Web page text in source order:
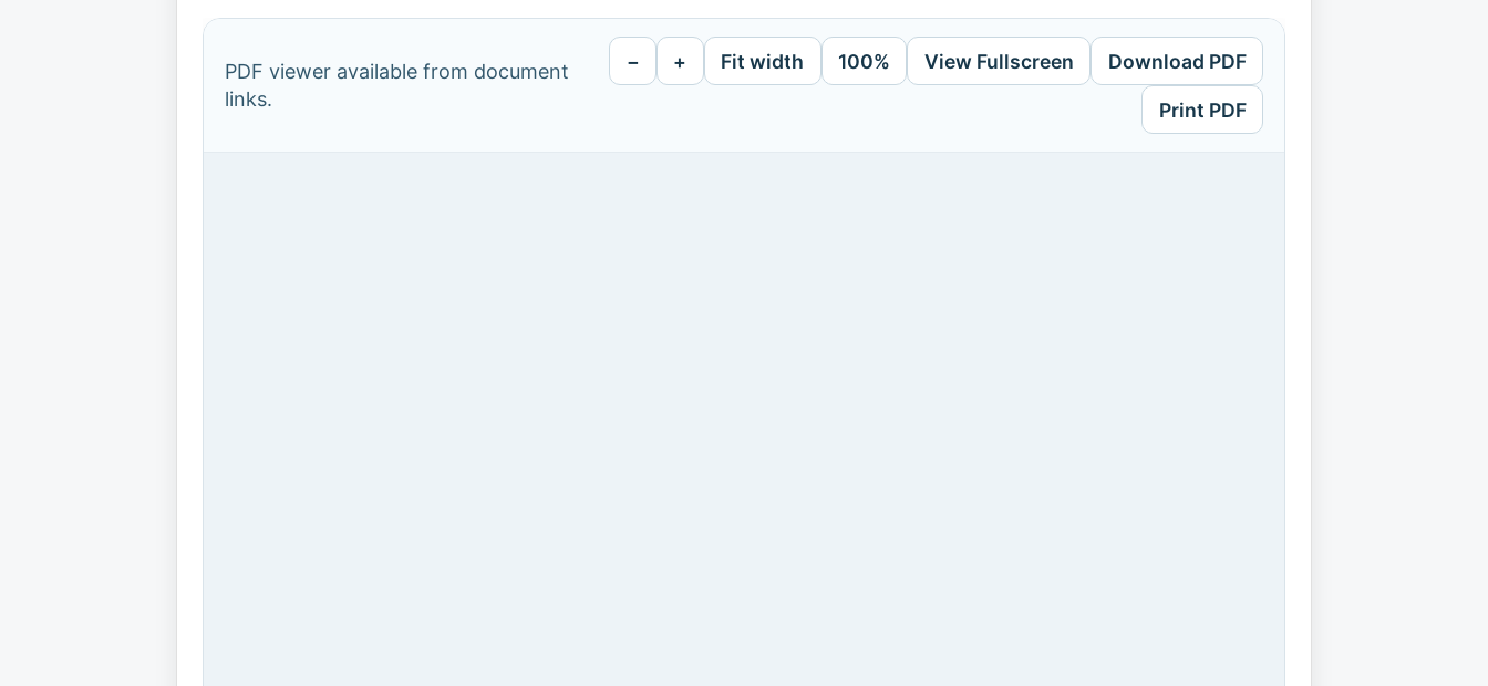
PDF viewer available from document
links.
− + Fit width 100% View Fullscreen Download PDF
Print PDF